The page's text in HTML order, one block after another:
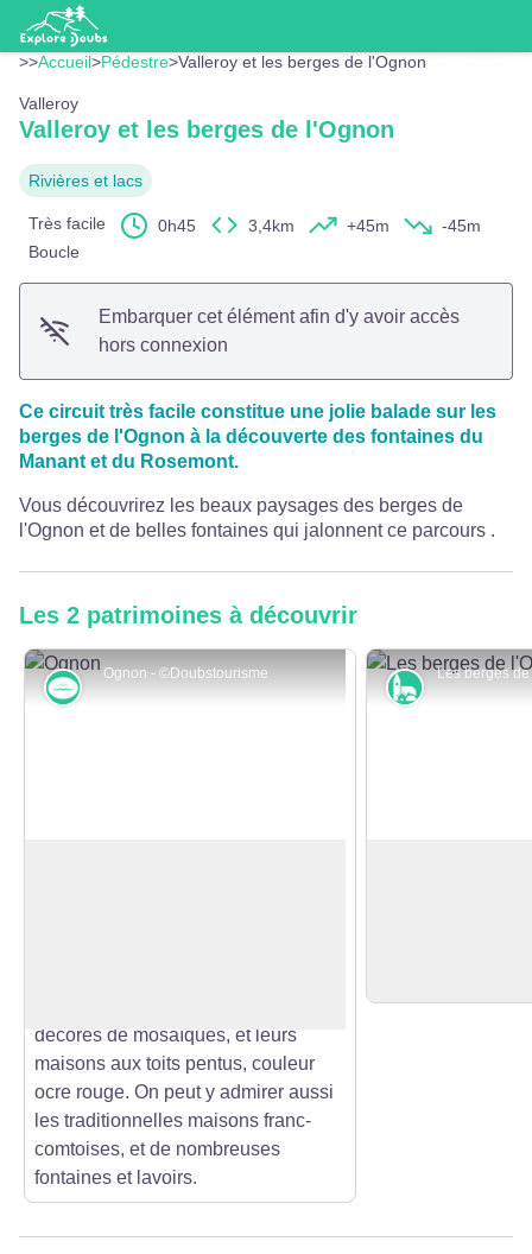
Valleroy et les berges de l'Ognon
>>Accueil>Pédestre>Valleroy et les berges de l'Ognon
Valleroy
Valleroy et les berges de l'Ognon
Rivières et lacs
Très facile 0h45 3,4km +45m
-45m
Boucle
Embarquer cet élément afin d'y avoir accès
hors connexion
Ce circuit très facile constitue une jolie balade sur les
berges de l'Ognon à la découverte des fontaines du
Manant et du Rosemont.
Vous découvrirez les beaux paysages des berges de
l'Ognon et de belles fontaines qui jalonnent ce parcours .
Les 2 patrimoines à découvrir
Ognon - ©Doubstourisme
Rivières et zones humides
décorés de mosaïques, et leurs
maisons aux toits pentus, couleur
ocre rouge. On peut y admirer aussi
les traditionnelles maisons franc-
comtoises, et de nombreuses
fontaines et lavoirs.
Petit